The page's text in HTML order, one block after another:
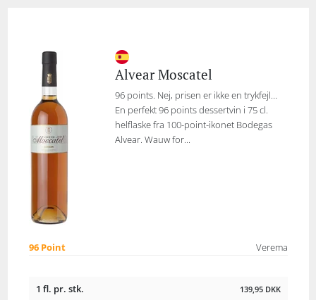
Alvear Moscatel
96 points. Nej, prisen er ikke en trykfejl…
En perfekt 96 points dessertvin i 75 cl.
helflaske fra 100-point-ikonet Bodegas
Alvear. Wauw for...
96 Point Verema
1 fl. pr. stk. 139,95 DKK